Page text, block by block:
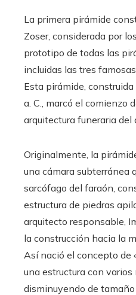
La primera pirámide
Zoser, considerada por
prototipo de todas las
incluidas las tres
Esta pirámide,
a. C., marcó el comienzo
arquitectura funeraria del
Originalmente, la
una cámara subterránea
sarcófago del faraón,
estructura de piedras
arquitecto responsable,
la construcción hacia la
Así nació el concepto de
una estructura con
disminuyendo de